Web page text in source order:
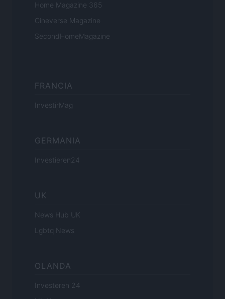
Home Magazine 365
Cineverse Magazine
SecondHomeMagazine
FRANCIA
InvestirMag
GERMANIA
Investieren24
UK
News Hub UK
Lgbtq News
OLANDA
Investeren 24